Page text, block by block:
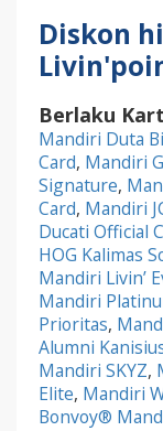
Diskon
Berlaku
Mandiri Duta
Card, Mandiri
Signature,
Card, Mandiri
Ducati Official
HOG Kalimas
Mandiri Livin’
Mandiri
Prioritas,
Alumni
Mandiri SKYZ,
Elite, Mandiri
Bonvoy®